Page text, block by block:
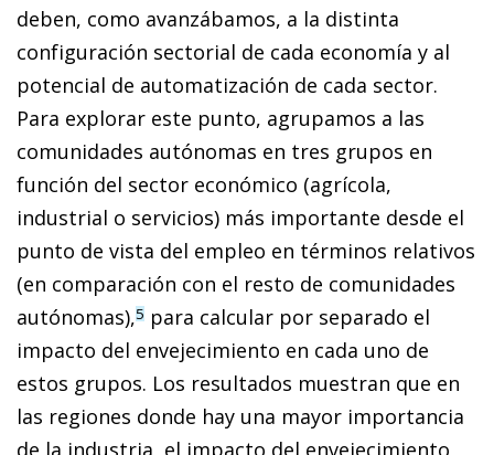
deben, como avanzábamos, a la distinta
configuración sectorial de cada economía y al
potencial de automatización de cada sector.
Para explorar este punto, agrupamos a las
comunidades autónomas en tres grupos en
función del sector económico (agrícola,
industrial o servicios) más importante desde el
punto de vista del empleo en términos relativos
(en comparación con el resto de comunidades
autónomas),5 para calcular por separado el
impacto del envejecimiento en cada uno de
estos grupos. Los resultados muestran que en
las regiones donde hay una mayor importancia
de la industria, el im­­pacto del envejecimiento